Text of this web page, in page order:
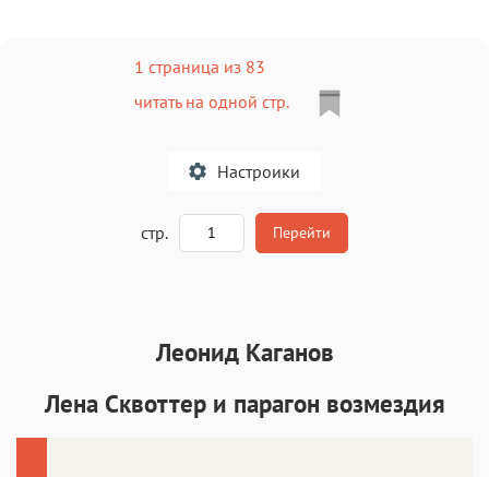
1 страница из 83
читать на одной стр.
Настроики
стр. Перейти
Леонид Каганов
Лена Сквоттер и парагон возмездия